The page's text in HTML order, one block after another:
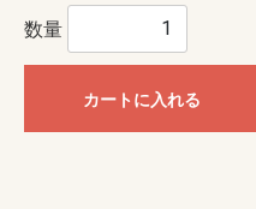
数量
カートに入れる